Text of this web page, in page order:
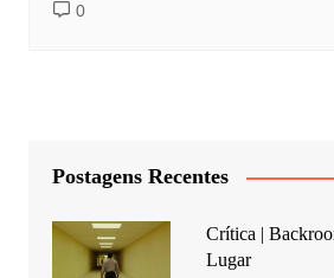
0
Postagens Recentes
Crítica |
Lugar